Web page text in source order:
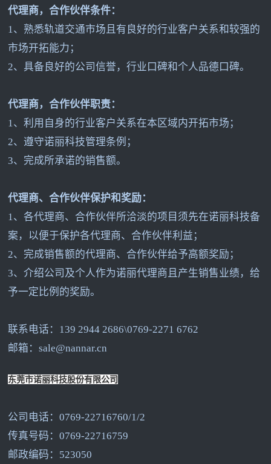
代理商，合作伙伴条件：
1、熟悉轨道交通市场且有良好的行业客户关系和较强的
市场开拓能力；
2、具备良好的公司信誉，行业口碑和个人品德口碑。
代理商，合作伙伴职责：
1、利用自身的行业客户关系在本区域内开拓市场；
2、遵守诺丽科技管理条例；
3、完成所承诺的销售额。
代理商、合作伙伴保护和奖励：
1、各代理商、合作伙伴所洽淡的项目须先在诺丽科技备
案，以便于保护各代理商、合作伙伴利益；
2、完成销售额的代理商、合作伙伴给予高额奖励；
3、介绍公司及个人作为诺丽代理商且产生销售业绩，给
予一定比例的奖励。
联系电话：139 2944 2686\0769-2271 6762
邮箱：sale@nannar.cn
东莞市诺丽科技股份有限公司
公司电话：0769-22716760/1/2
传真号码：0769-22716759
邮政编码：523050